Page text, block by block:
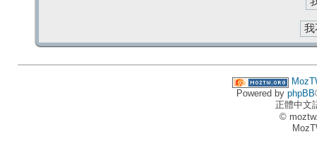
Powered by phpBB
正體中文
©